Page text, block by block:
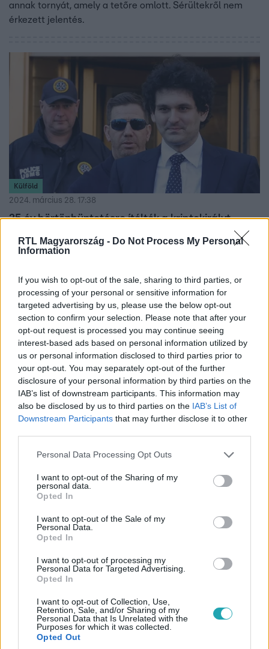
RTL Magyarország - Do Not Process My Personal
Information
If you wish to opt-out of the sale, sharing to third parties, or
processing of your personal or sensitive information for
targeted advertising by us, please use the below opt-out
section to confirm your selection. Please note that after your
opt-out request is processed you may continue seeing
interest-based ads based on personal information utilized by
us or personal information disclosed to third parties prior to
your opt-out. You may separately opt-out of the further
disclosure of your personal information by third parties on the
IAB’s list of downstream participants. This information may
also be disclosed by us to third parties on the IAB’s List of
Downstream Participants that may further disclose it to other
Please note that this website/app uses one or more Google
not limited to your visit or usage behaviour. You may click to
grant or deny consent to Google and its third-party tags to
use your data for below specified purposes in below Google
consent section.
Personal Data Processing Opt Outs
I want to opt-out of the Sharing of my
personal data.
Opted In
I want to opt-out of the Sale of my
Personal Data.
Opted In
I want to opt-out of processing my
Personal Data for Targeted Advertising.
Opted In
I want to opt-out of Collection, Use,
Retention, Sale, and/or Sharing of my
Personal Data that Is Unrelated with the
Purposes for which it was collected.
Opted Out
annak tornyát, amely a tetőre omlott. Sérültekről nem
érkezett jelentés.
Külföld
2024. március 28. 17:38
25 év börtönbüntetésre ítélték a kriptokirályt
25 év börtönbüntetésre ítélték Sam Bankman-Friedet, az
FTX kriptotőzsde alapítóját, aki milliárdokat nyúlt le
milliárd dollárt meghaladó vagyonnal rendelkezett, a világ
leggazdagabb 30 év alatti vállalkozójaként tartották
számon.
2024. február 6. 18:07
Így úszik el a pénz: három zsebbevágó hiba, amit
Olyan pénzügyi hibák miatt bukunk súlyos összegeket,
amelyeket ismerünk, de mégis belecsúszunk.